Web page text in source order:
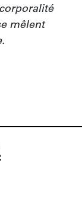
mêlent